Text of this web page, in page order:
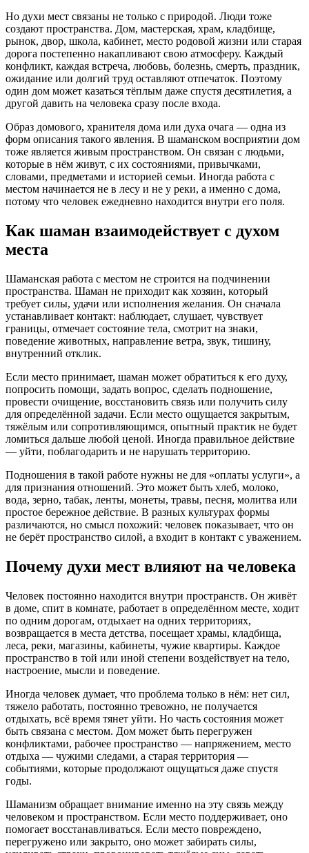
Но духи мест связаны не только с природой. Люди тоже
создают пространства. Дом, мастерская, храм, кладбище,
рынок, двор, школа, кабинет, место родовой жизни или старая
дорога постепенно накапливают свою атмосферу. Каждый
конфликт, каждая встреча, любовь, болезнь, смерть, праздник,
ожидание или долгий труд оставляют отпечаток. Поэтому
один дом может казаться тёплым даже спустя десятилетия, а
другой давить на человека сразу после входа.
Образ домового, хранителя дома или духа очага — одна из
форм описания такого явления. В шаманском восприятии дом
тоже является живым пространством. Он связан с людьми,
которые в нём живут, с их состояниями, привычками,
словами, предметами и историей семьи. Иногда работа с
местом начинается не в лесу и не у реки, а именно с дома,
потому что человек ежедневно находится внутри его поля.
Как шаман взаимодействует с духом
места
Шаманская работа с местом не строится на подчинении
пространства. Шаман не приходит как хозяин, который
требует силы, удачи или исполнения желания. Он сначала
устанавливает контакт: наблюдает, слушает, чувствует
границы, отмечает состояние тела, смотрит на знаки,
поведение животных, направление ветра, звук, тишину,
внутренний отклик.
Если место принимает, шаман может обратиться к его духу,
попросить помощи, задать вопрос, сделать подношение,
провести очищение, восстановить связь или получить силу
для определённой задачи. Если место ощущается закрытым,
тяжёлым или сопротивляющимся, опытный практик не будет
ломиться дальше любой ценой. Иногда правильное действие
— уйти, поблагодарить и не нарушать территорию.
Подношения в такой работе нужны не для «оплаты услуги», а
для признания отношений. Это может быть хлеб, молоко,
вода, зерно, табак, ленты, монеты, травы, песня, молитва или
простое бережное действие. В разных культурах формы
различаются, но смысл похожий: человек показывает, что он
не берёт пространство силой, а входит в контакт с уважением.
Почему духи мест влияют на человека
Человек постоянно находится внутри пространств. Он живёт
в доме, спит в комнате, работает в определённом месте, ходит
по одним дорогам, отдыхает на одних территориях,
возвращается в места детства, посещает храмы, кладбища,
леса, реки, магазины, кабинеты, чужие квартиры. Каждое
пространство в той или иной степени воздействует на тело,
настроение, мысли и поведение.
Иногда человек думает, что проблема только в нём: нет сил,
тяжело работать, постоянно тревожно, не получается
отдыхать, всё время тянет уйти. Но часть состояния может
быть связана с местом. Дом может быть перегружен
конфликтами, рабочее пространство — напряжением, место
отдыха — чужими следами, а старая территория —
событиями, которые продолжают ощущаться даже спустя
годы.
Шаманизм обращает внимание именно на эту связь между
человеком и пространством. Если место поддерживает, оно
помогает восстанавливаться. Если место повреждено,
перегружено или закрыто, оно может забирать силы,